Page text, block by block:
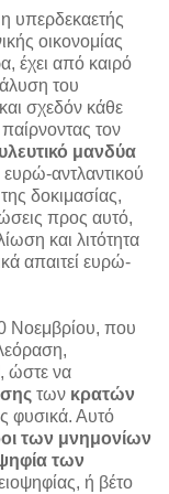
υπερδεκαετής
οικονομίας
έχει από καιρό
του
σχεδόν κάθε
τον
μανδύα
αντλαντικού
δοκιμασίας,
προς αυτό,
και λιτότητα
απαιτεί ευρώ-
Νοεμβρίου, που
, ώστε να
των κρατών
φυσικά. Αυτό
των μνημονίων
των
ή βέτο